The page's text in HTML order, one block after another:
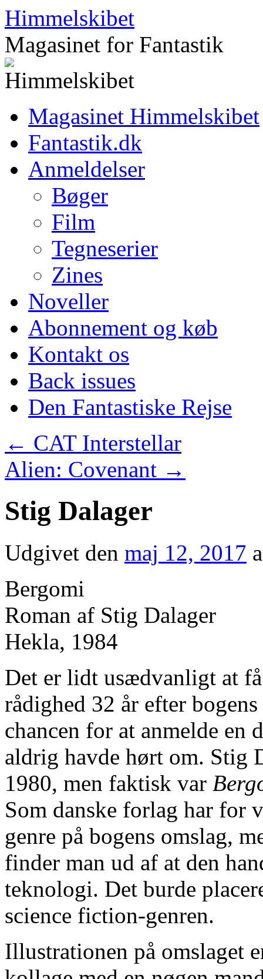
Hop
til
indhold
Himmelskibet
Magasinet for Fantastik
Magasinet Himmelskibet
Fantastik.dk
Anmeldelser
Bøger
Film
Tegneserier
Zines
Noveller
Abonnement og køb
Kontakt os
Back issues
Den Fantastiske Rejse
← CAT Interstellar
Alien: Covenant →
Stig Dalager
Udgivet den maj 12, 2017
Bergomi
Roman af Stig Dalager
Hekla, 1984
Det er lidt usædvanligt at
rådighed 32 år efter
chancen for at anmelde en
aldrig havde hørt om. Stig
1980, men faktisk var
Som danske forlag har for
genre på bogens omslag,
finder man ud af at den
teknologi. Det burde
science fiction-genren.
Illustrationen på omslaget